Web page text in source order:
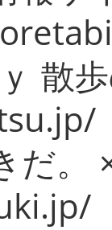
散
だ。